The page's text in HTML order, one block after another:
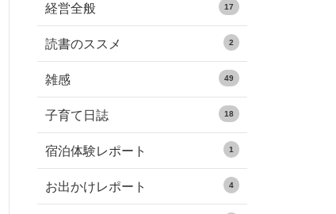
経営全般 17
読書のススメ 2
雑感 49
子育て日誌 18
宿泊体験レポート 1
お出かけレポート 4